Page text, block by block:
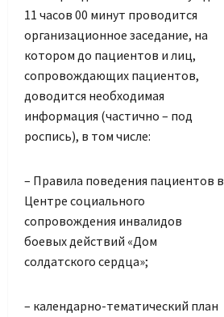
11 часов 00 минут проводится
организационное заседание, на
котором до пациентов и лиц,
сопровождающих пациентов,
доводится необходимая
информация (частично – под
роспись), в том числе:
– Правила поведения пациентов в
Центре социального
сопровождения инвалидов
боевых действий «Дом
солдатского сердца»;
– календарно-тематический план